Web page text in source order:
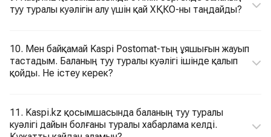
туу туралы куәлігін алу үшін қай ХҚКО-ны таңдайды?
10. Мен байқамай Kaspi Postomat-тың ұяшығын жауып
тастадым. Баланың туу туралы куәлігі ішінде қалып
қойды. Не істеу керек?
11. Kaspi.kz қосымшасында баланың туу туралы
куәлігі дайын болғаны туралы хабарлама келді.